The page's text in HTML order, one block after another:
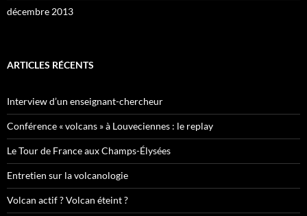
décembre 2013
ARTICLES RÉCENTS
Interview d’un enseignant-chercheur
Conférence « volcans » à Louveciennes : le replay
Le Tour de France aux Champs-Élysées
Entretien sur la volcanologie
Volcan actif ? Volcan éteint ?